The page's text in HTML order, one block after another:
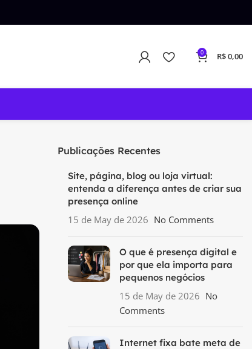
0 R$0,00
Publicações Recentes
Site, página, blog ou loja virtual:
entenda a diferença antes de criar sua
presença online
15 de May de 2026 No Comments
O que é presença digital e
por que ela importa para
pequenos negócios
15 de May de 2026 No
Comments
Internet fixa bate meta de